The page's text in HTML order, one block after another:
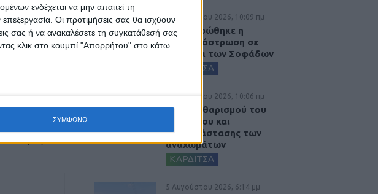
ενδέχεται να μην απαιτεί τη
Οι προτιμήσεις σας θα ισχύουν
σας ή να ανακαλέσετε τη συγκατάθεσή σας
κλικ στο κουμπί "Απορρήτου" στο κάτω
ΣΥΜΦΩΝΩ
ΕΠΟΜΕΝΟ ΑΡΘΡΟ
6 Αυγούστου 2026, 10:09 πμ
Ολοκληρώθηκε η
ασφαλτόστρωση σε
τμήματα των Σοφάδων
ΚΑΡΔΙΤΣΑ
6 Αυγούστου 2026, 10:06 πμ
Έργο καθαρισμού του
Ρογόζινου και
αποκατάστασης των
αναχωμάτων
ΚΑΡΔΙΤΣΑ
5 Αυγούστου 2026, 6:14 μμ